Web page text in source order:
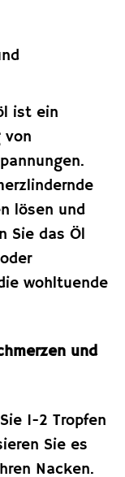
ist ein
von
lösen und
Sie das Öl
wohltuende
und
1-2 Tropfen
Sie es
Nacken.